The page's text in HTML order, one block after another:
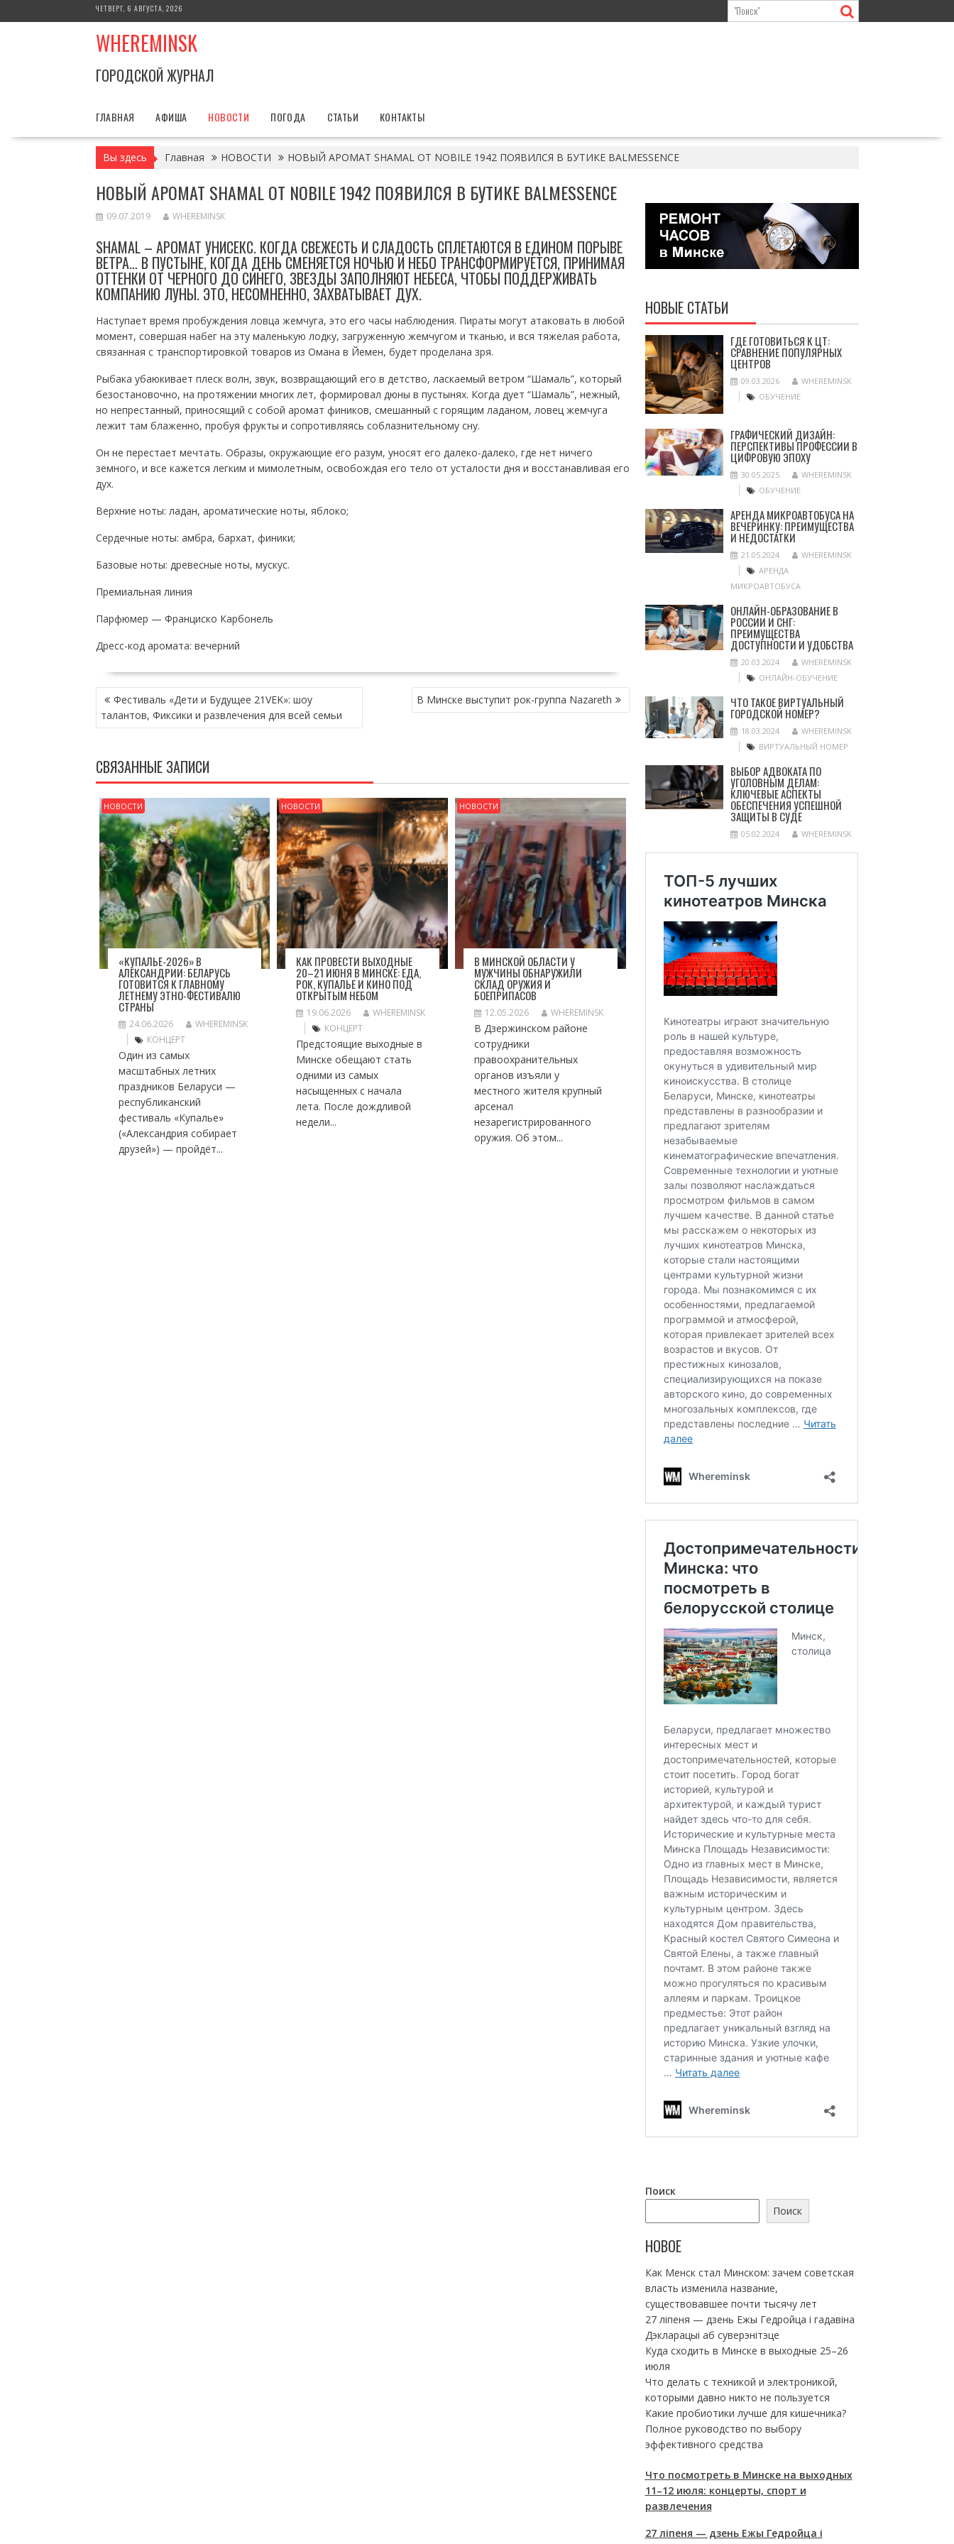
к
ЧЕТВЕРГ, 6 АВГУСТА, 2026
WHEREMINSK
ГОРОДСКОЙ ЖУРНАЛ
ГЛАВНАЯ АФИША НОВОСТИ ПОГОДА СТАТЬИ КОНТАКТЫ
Вы здесь Главная НОВОСТИ НОВЫЙ АРОМАТ SHAMAL ОТ NOBILE 1942 ПОЯВИЛСЯ В БУТИКЕ BALMESSENCE
НОВЫЙ АРОМАТ SHAMAL ОТ NOBILE 1942 ПОЯВИЛСЯ В БУТИКЕ BALMESSENCE
09.07.2019 WHEREMINSK
SHAMAL – АРОМАТ УНИСЕКС. КОГДА СВЕЖЕСТЬ И СЛАДОСТЬ СПЛЕТАЮТСЯ В ЕДИНОМ ПОРЫВЕ
ВЕТРА… В ПУСТЫНЕ, КОГДА ДЕНЬ СМЕНЯЕТСЯ НОЧЬЮ И НЕБО ТРАНСФОРМИРУЕТСЯ, ПРИНИМАЯ
ОТТЕНКИ ОТ ЧЕРНОГО ДО СИНЕГО, ЗВЕЗДЫ ЗАПОЛНЯЮТ НЕБЕСА, ЧТОБЫ ПОДДЕРЖИВАТЬ
КОМПАНИЮ ЛУНЫ. ЭТО, НЕСОМНЕННО, ЗАХВАТЫВАЕТ ДУХ.
Наступает время пробуждения ловца жемчуга, это его часы наблюдения. Пираты могут атаковать в любой
момент, совершая набег на эту маленькую лодку, загруженную жемчугом и тканью, и вся тяжелая работа,
связанная с транспортировкой товаров из Омана в Йемен, будет проделана зря.
Рыбака убаюкивает плеск волн, звук, возвращающий его в детство, ласкаемый ветром “Шамаль”, который
безостановочно, на протяжении многих лет, формировал дюны в пустынях. Когда дует “Шамаль”, нежный,
но непрестанный, приносящий с собой аромат фиников, смешанный с горящим ладаном, ловец жемчуга
лежит там блаженно, пробуя фрукты и сопротивляясь соблазнительному сну.
Он не перестает мечтать. Образы, окружающие его разум, уносят его далеко-далеко, где нет ничего
земного, и все кажется легким и мимолетным, освобождая его тело от усталости дня и восстанавливая его
дух.
Верхние ноты: ладан, ароматические ноты, яблоко;
Сердечные ноты: амбра, бархат, финики;
Базовые ноты: древесные ноты, мускус.
Премиальная линия
Парфюмер — Франциско Карбонель
Дресс-код аромата: вечерний
НАВИГАЦИЯ
ПО
ЗАПИСЯМ
Фестиваль «Дети и Будущее 21VEK»: шоу
талантов, Фиксики и развлечения для всей семьи
В Минске выступит рок-группа Nazareth
СВЯЗАННЫЕ ЗАПИСИ
НОВОСТИ
«КУПАЛЬЕ-2026» В
АЛЕКСАНДРИИ: БЕЛАРУСЬ
ГОТОВИТСЯ К ГЛАВНОМУ
ЛЕТНЕМУ ЭТНО-ФЕСТИВАЛЮ
СТРАНЫ
24.06.2026
WHEREMINSK
КОНЦЕРТ
Один из самых
масштабных летних
праздников Беларуси —
республиканский
фестиваль «Купалье»
(«Александрия собирает
друзей») — пройдёт...
НОВОСТИ
КАК ПРОВЕСТИ ВЫХОДНЫЕ
20–21 ИЮНЯ В МИНСКЕ: ЕДА,
РОК, КУПАЛЬЕ И КИНО ПОД
ОТКРЫТЫМ НЕБОМ
19.06.2026
WHEREMINSK
КОНЦЕРТ
Предстоящие выходные в
Минске обещают стать
одними из самых
насыщенных с начала
лета. После дождливой
недели...
НОВОСТИ
В МИНСКОЙ ОБЛАСТИ У
МУЖЧИНЫ ОБНАРУЖИЛИ
СКЛАД ОРУЖИЯ И
БОЕПРИПАСОВ
12.05.2026 WHEREMINSK
В Дзержинском районе
сотрудники
правоохранительных
органов изъяли у
местного жителя крупный
арсенал
незарегистрированного
оружия. Об этом...
НОВЫЕ СТАТЬИ
ГДЕ ГОТОВИТЬСЯ К ЦТ:
СРАВНЕНИЕ ПОПУЛЯРНЫХ
ЦЕНТРОВ
09.03.2026
WHEREMINSK
ОБУЧЕНИЕ
ГРАФИЧЕСКИЙ ДИЗАЙН:
ПЕРСПЕКТИВЫ ПРОФЕССИИ В
ЦИФРОВУЮ ЭПОХУ
30.05.2025
WHEREMINSK
ОБУЧЕНИЕ
АРЕНДА МИКРОАВТОБУСА НА
ВЕЧЕРИНКУ: ПРЕИМУЩЕСТВА
И НЕДОСТАТКИ
21.05.2024
WHEREMINSK
АРЕНДА
МИКРОАВТОБУСА
ОНЛАЙН-ОБРАЗОВАНИЕ В
РОССИИ И СНГ:
ПРЕИМУЩЕСТВА
ДОСТУПНОСТИ И УДОБСТВА
20.03.2024
WHEREMINSK
ОНЛАЙН-ОБУЧЕНИЕ
ЧТО ТАКОЕ ВИРТУАЛЬНЫЙ
ГОРОДСКОЙ НОМЕР?
18.03.2024
WHEREMINSK
ВИРТУАЛЬНЫЙ НОМЕР
ВЫБОР АДВОКАТА ПО
УГОЛОВНЫМ ДЕЛАМ:
КЛЮЧЕВЫЕ АСПЕКТЫ
ОБЕСПЕЧЕНИЯ УСПЕШНОЙ
ЗАЩИТЫ В СУДЕ
05.02.2024 WHEREMINSK
Поиск
Поиск
НОВОЕ
Как Менск стал Минском: зачем советская
власть изменила название,
существовавшее почти тысячу лет
27 ліпеня — дзень Ежы Гедройца і гадавіна
Дэкларацыі аб суверэнітэце
Куда сходить в Минске в выходные 25–26
июля
Что делать с техникой и электроникой,
которыми давно никто не пользуется
Какие пробиотики лучше для кишечника?
Полное руководство по выбору
эффективного средства
Что посмотреть в Минске на выходных
11–12 июля: концерты, спорт и
развлечения
27 ліпеня — дзень Ежы Гедройца і